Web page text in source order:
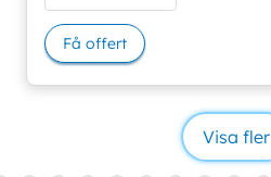
Få offert
Visa fler